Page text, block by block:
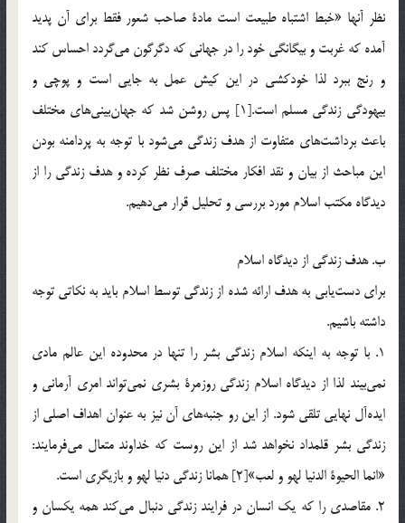
نظر آنها «خبط اشتباه طبيعت است مادة صاحب شعور فقط براي آن پديد
آمده كه غربت و بيگانگي خود را در جهاني كه دگرگون مي‌گردد احساس كند
و رنج ببرد لذا خودكشي در اين كيش عمل به جايي است و پوچي و
بيهودگي زندگي مسلم است.[1] پس روشن شد كه جهان‌بيني‌هاي مختلف
باعث برداشت‌هاي متفاوت از هدف زندگي مي‌شود با توجه به پردامنه بودن
اين مباحث از بيان و نقد افكار مختلف صرف نظر كرده و هدف زندگي را از
ديدگاه مكتب اسلام مورد بررسي و تحليل قرار مي‌دهيم.
ب. هدف زندگي از ديدگاه اسلام
براي دست‌يابي به هدف ارائه شده از زندگي توسط اسلام بايد به نكاتي توجه
داشته باشيم.
1. با توجه به اينكه اسلام زندگي بشر را تنها در محدوده اين عالم مادي
نمي‌بيند لذا از ديدگاه اسلام زندگي روزمرة بشري نمي‌تواند امري آرماني و
ايده‌آل نهايي تلقي شود. از اين رو جنبه‌هاي آن نيز به عنوان اهداف اصلي از
زندگي بشر قلمداد نخواهد شد از اين روست كه خداوند متعال مي‌فرمايند:
«انما الحيوة الدنيا لهو و لعب»[2] همانا زندگي دنيا لهو و بازيگري است.
2. مقاصدي را كه يك انسان در فرايند زندگي دنبال مي‌كند همه يكسان و